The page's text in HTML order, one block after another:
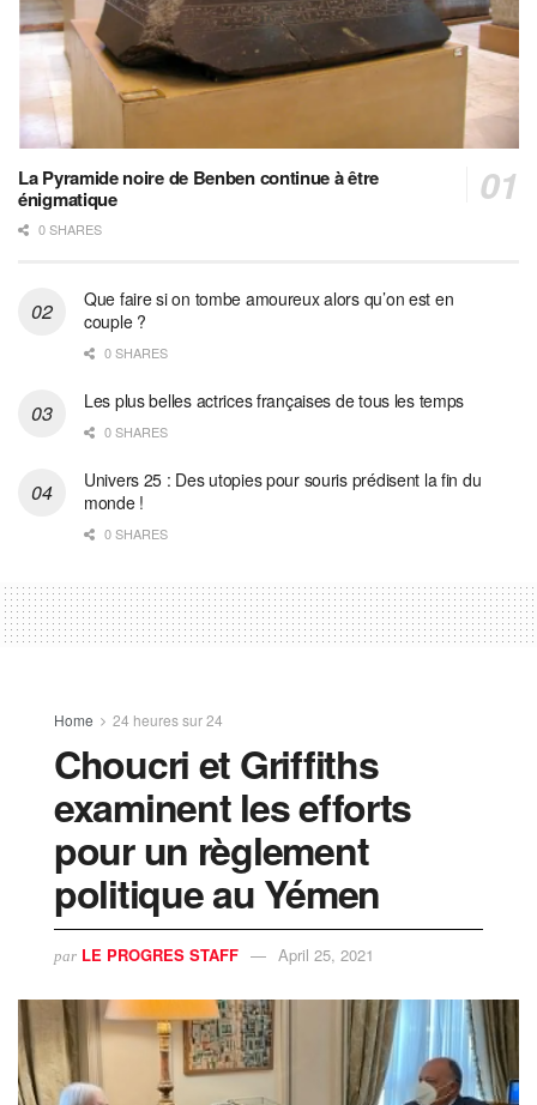
La Pyramide noire de Benben continue à être
énigmatique
0 SHARES
Que faire si on tombe amoureux alors qu’on est en
couple ?
0 SHARES
Les plus belles actrices françaises de tous les temps
0 SHARES
Univers 25 : Des utopies pour souris prédisent la fin du
monde !
0 SHARES
Home 24 heures sur 24
Choucri et Griffiths
examinent les efforts
pour un règlement
politique au Yémen
par LE PROGRES STAFF April 25, 2021